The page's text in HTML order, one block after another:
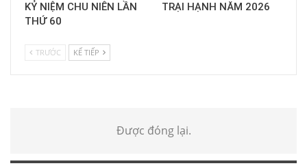
KỶ NIỆM CHU NIÊN LẦN
THỨ 60
TRẠI HẠNH NĂM 2026
TRƯỚC KẾ TIẾP
Được đóng lại.